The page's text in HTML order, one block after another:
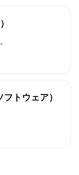
トウェア）